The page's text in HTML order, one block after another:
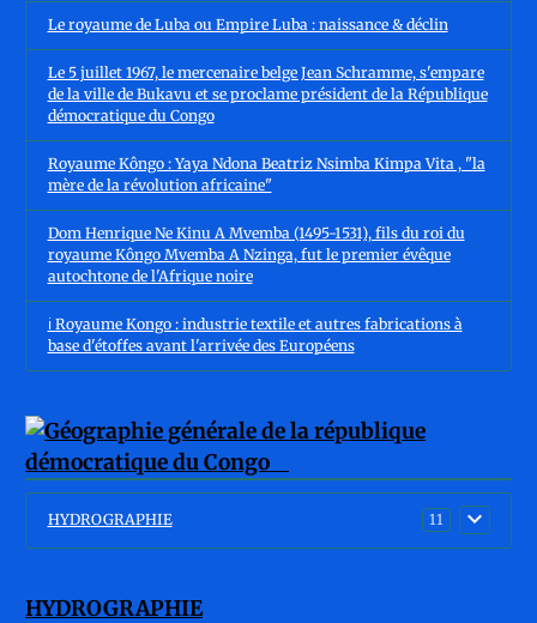
Le royaume de Luba ou Empire Luba : naissance & déclin
Le 5 juillet 1967, le mercenaire belge Jean Schramme, s'empare
de la ville de Bukavu et se proclame président de la République
démocratique du Congo
Royaume Kôngo : Yaya Ndona Beatriz Nsimba Kimpa Vita , "la
mère de la révolution africaine"
Dom Henrique Ne Kinu A Mvemba (1495-1531), fils du roi du
royaume Kôngo Mvemba A Nzinga, fut le premier évêque
autochtone de l'Afrique noire
ℹ️ Royaume Kongo : industrie textile et autres fabrications à
base d'étoffes avant l'arrivée des Européens
HYDROGRAPHIE 11
HYDROGRAPHIE